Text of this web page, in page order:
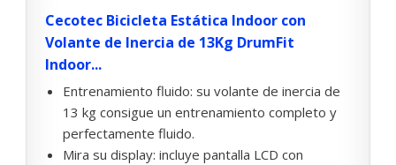
Cecotec Bicicleta Estática Indoor con
Volante de Inercia de 13Kg DrumFit
Indoor...
Entrenamiento fluido: su volante de inercia de
13 kg consigue un entrenamiento completo y
perfectamente fluido.
Mira su display: incluye pantalla LCD con